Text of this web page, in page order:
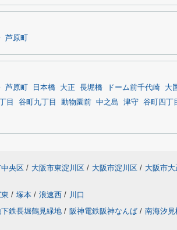
芦原町
芦原町 日本橋 大正 長堀橋 ドーム前千代崎 大
目 谷町九丁目 動物園前 中之島 津守 谷町四丁
央区 / 大阪市東淀川区 / 大阪市淀川区 / 大阪市大
/ 塚本 / 浪速西 / 川口
鉄長堀鶴見緑地 / 阪神電鉄阪神なんば / 南海汐見